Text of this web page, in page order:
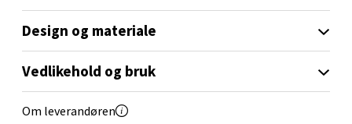
Design og materiale
Vedlikehold og bruk
Om leverandøren
Velg
Stavanger og Sandnes - Thon
Senter Madla